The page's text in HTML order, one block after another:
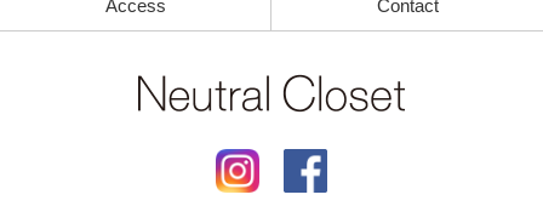
Access Contact